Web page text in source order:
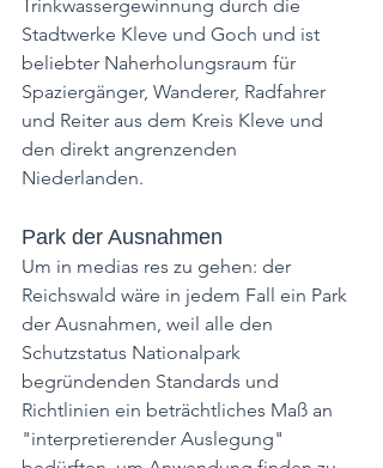
Trinkwassergewinnung durch die
Stadtwerke Kleve und Goch und ist
beliebter Naherholungsraum für
Spaziergänger, Wanderer, Radfahrer
und Reiter aus dem Kreis Kleve und
den direkt angrenzenden
Niederlanden.
Park der Ausnahmen
Um in medias res zu gehen: der
Reichswald wäre in jedem Fall ein Park
der Ausnahmen, weil alle den
Schutzstatus Nationalpark
begründenden Standards und
Richtlinien ein beträchtliches Maß an
"interpretierender Auslegung"